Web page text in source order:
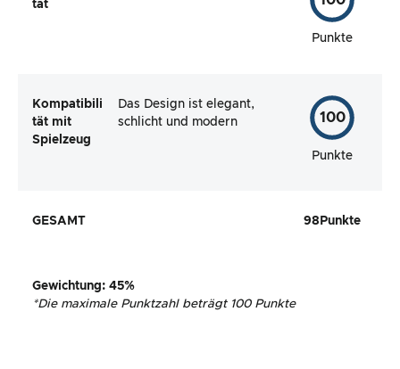
tät
Punkte
Kompatibili
tät mit
Spielzeug
Das Design ist elegant,
schlicht und modern
100
Punkte
GESAMT 98 Punkte
Gewichtung: 45%
*Die maximale Punktzahl beträgt 100 Punkte